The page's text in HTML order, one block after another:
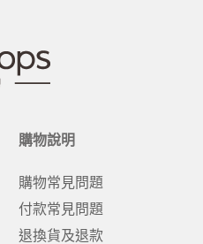
購物說明
購物常見問題
付款常見問題
退換貨及退款